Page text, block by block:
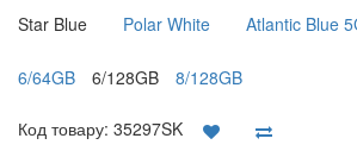
Star Blue Polar White Atlantic Blue
6/64GB 6/128GB 8/128GB
Код товару: 35297SK